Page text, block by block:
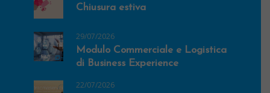
Chiusura estiva
29/07/2026
Modulo Commerciale e Logistica
di Business Experience
22/07/2026